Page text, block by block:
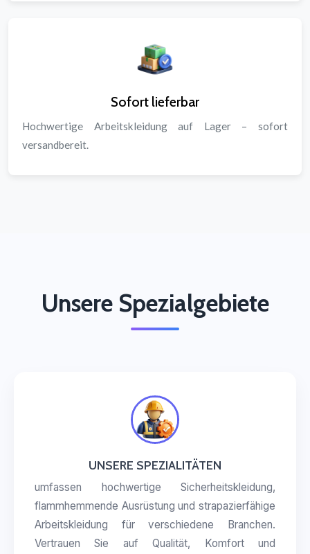
Sofort lieferbar
Hochwertige Arbeitskleidung auf Lager – sofort
versandbereit.
Unsere Spezialgebiete
UNSERE SPEZIALITÄTEN
umfassen hochwertige Sicherheitskleidung,
flammhemmende Ausrüstung und strapazierfähige
Arbeitskleidung für verschiedene Branchen.
Vertrauen Sie auf Qualität, Komfort und